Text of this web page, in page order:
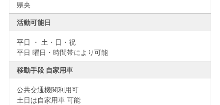
県央
活動可能日
平日 ・ 土・日・祝
平日 曜日・時間帯により可能
移動手段 自家用車
公共交通機関利用可
土日は自家用車 可能